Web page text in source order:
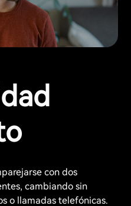
con dos
cambiando sin
o llamadas telefónicas.